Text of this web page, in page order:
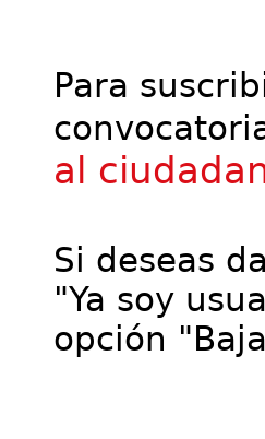
Para
al
Si deseas
"Ya soy
opción